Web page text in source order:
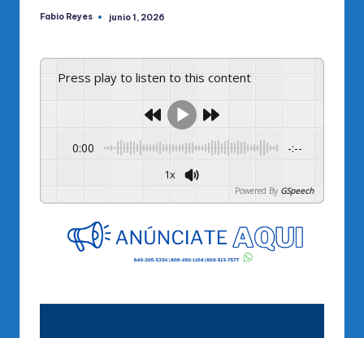
RPublicado
Fabio Reyes junio 1, 2026
Press play to listen to this content
0:00 -:--
1x
Powered By GSpeech